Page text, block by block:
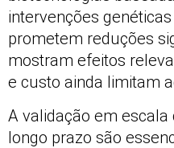
intervenções
prometem reduções
mostram efeitos
e custo ainda limitam
A validação em
longo prazo são